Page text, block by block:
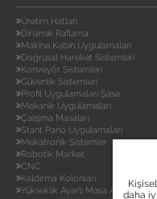
Üretim Hatları
Dinamik Raflama
Makine Kabin Uygulamaları
Doğrusal Hareket Sistemleri
Konveyör Sistemleri
Güvenlik Sistemleri
Profil Uygulamaları Şase
Mekanik Uygulamaları
Çalışma Masaları
Stant Pano Uygulamaları
Mekatronik Sistemler
Robotik Market
CNC
Kaldırma Kolonları
Yükseklik Ayarlı Masa Ayakları
daha